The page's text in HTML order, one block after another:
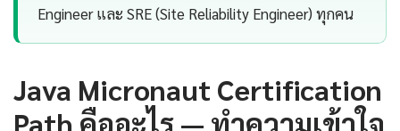
Engineer และ SRE (Site Reliability Engineer) ทุกคน
Java Micronaut Certification
Path คืออะไร — ทำความเข้าใจ